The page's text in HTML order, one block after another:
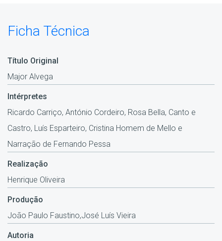
Ficha Técnica
Título Original
Major Alvega
Intérpretes
Ricardo Carriço, António Cordeiro, Rosa Bella, Canto e
Castro, Luís Esparteiro, Cristina Homem de Mello e
Narração de Fernando Pessa
Realização
Henrique Oliveira
Produção
João Paulo Faustino,José Luís Vieira
Autoria